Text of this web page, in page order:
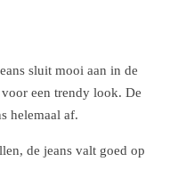
sluit mooi aan in de
een trendy look. De
helemaal af.
de jeans valt goed op